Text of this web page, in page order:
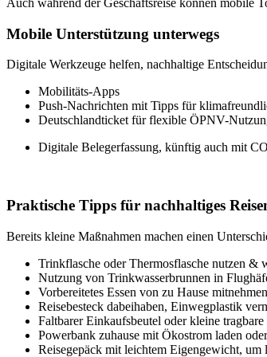
Mobile Unterstützung unterwegs
Digitale Werkzeuge helfen, nachhaltige
Mobilitäts-Apps
Push-Nachrichten mit Tipps für
Deutschlandticket für flexible ÖPNV-
Digitale Belegerfassung, künftig auch mit
Praktische Tipps für nachhaltiges
Bereits kleine Maßnahmen machen einen
Trinkflasche oder Thermosflasche nutzen
Nutzung von Trinkwasserbrunnen in
Vorbereitetes Essen von zu Hause
Reisebesteck dabeihaben, Einwegplastik
Faltbarer Einkaufsbeutel oder kleine
Powerbank zuhause mit Ökostrom laden
Reisegepäck mit leichtem Eigengewicht,